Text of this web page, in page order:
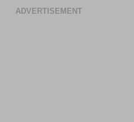
ADVERTISEMENT